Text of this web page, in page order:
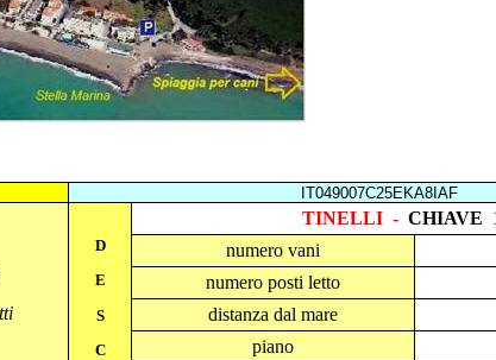
IT049007C25EKA8IAF
D
E
S
C
TINELLI- CHIAVE
numero vani
numero posti letto
distanza dal mare
piano